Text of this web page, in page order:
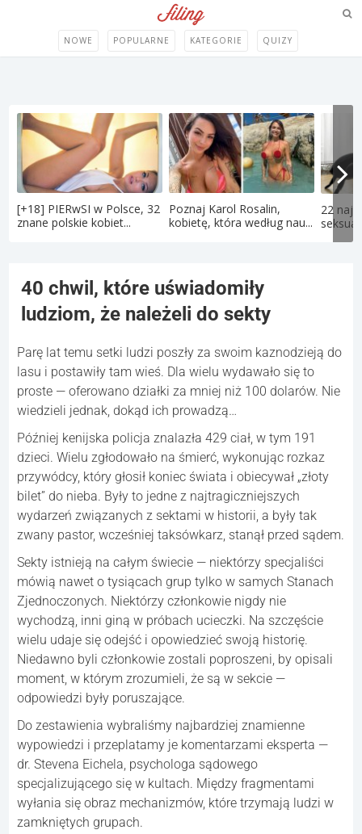
NOWE POPULARNE KATEGORIE QUIZY
[+18] PIERwSI w Polsce, 32
znane polskie kobiet...
Poznaj Karol Rosalin,
kobietę, która według nau...
22
40 chwil, które uświadomiły
ludziom, że należeli do sekty
Parę lat temu setki ludzi poszły za swoim kaznodzieją do
lasu i postawiły tam wieś. Dla wielu wydawało się to
proste — oferowano działki za mniej niż 100 dolarów. Nie
wiedzieli jednak, dokąd ich prowadzą…
Później kenijska policja znalazła 429 ciał, w tym 191
dzieci. Wielu zgłodowało na śmierć, wykonując rozkaz
przywódcy, który głosił koniec świata i obiecywał „złoty
bilet” do nieba. Były to jedne z najtragiczniejszych
wydarzeń związanych z sektami w historii, a były tak
zwany pastor, wcześniej taksówkarz, stanął przed sądem.
Sekty istnieją na całym świecie — niektórzy specjaliści
mówią nawet o tysiącach grup tylko w samych Stanach
Zjednoczonych. Niektórzy członkowie nigdy nie
wychodzą, inni giną w próbach ucieczki. Na szczęście
wielu udaje się odejść i opowiedzieć swoją historię.
Niedawno byli członkowie zostali poproszeni, by opisali
moment, w którym zrozumieli, że są w sekcie —
odpowiedzi były poruszające.
Do zestawienia wybraliśmy najbardziej znamienne
wypowiedzi i przeplatamy je komentarzami eksperta —
dr. Stevena Eichela, psychologa sądowego
specjalizującego się w kultach. Między fragmentami
wyłania się obraz mechanizmów, które trzymają ludzi w
zamkniętych grupach.